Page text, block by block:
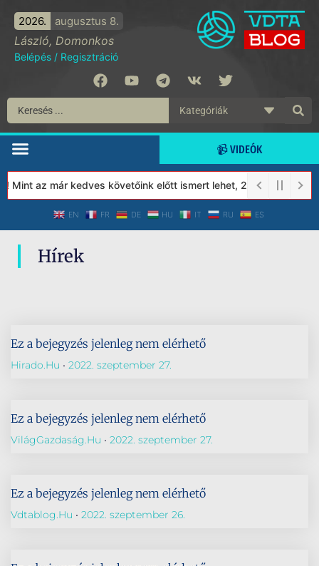
2026. augusztus 8.
László, Domonkos
Belépés / Regisztráció
📹 VIDEÓK
Mint az már kedves követőink előtt ismert lehet, 2023-tól a
EN FR DE HU IT RU ES
Hírek
Ez a bejegyzés jelenleg nem elérhető
Hirado.hu 2022. szeptember 27.
Ez a bejegyzés jelenleg nem elérhető
VilágGazdaság.hu 2022. szeptember 27.
Ez a bejegyzés jelenleg nem elérhető
Vdtablog.hu 2022. szeptember 26.